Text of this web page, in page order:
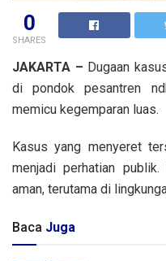
0
SHARES
JAKARTA – Dugaan
di pondok pesantren
memicu kegemparan luas.
Kasus yang menyeret
menjadi perhatian
aman, terutama di
Baca Juga